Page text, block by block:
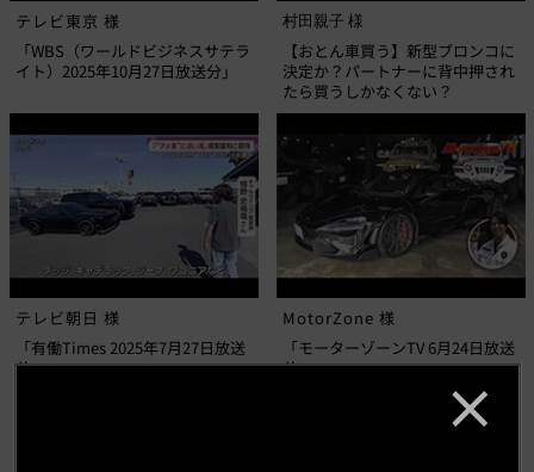
テレビ東京 様
「WBS（ワールドビジネスサテラ
イト）2025年10月27日放送分」
村田親子 様
【おとん車買う】新型ブロンコに
決定か？パートナーに背中押され
たら買うしかなくない？
テレビ朝日 様
「有働Times 2025年7月27日放送
分」
MotorZone 様
「モーターゾーンTV 6月24日放送
分」